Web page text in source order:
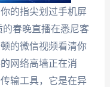
的指尖划过手机屏
春晚直播在悉尼客
的微信视频看清你
网络高墙正在消
输工具，它是在异